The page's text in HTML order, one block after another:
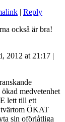
| Reply
också är bra!
2012 at 21:17 |
medvetenhet
lett till ett
tvärtom ÖKAT
sin oförlåtliga